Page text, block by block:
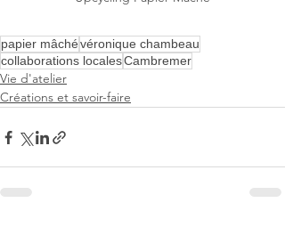
papier mâchévéronique chambeau
collaborations localesCambremer
Vie d'atelier
Créations et savoir-faire